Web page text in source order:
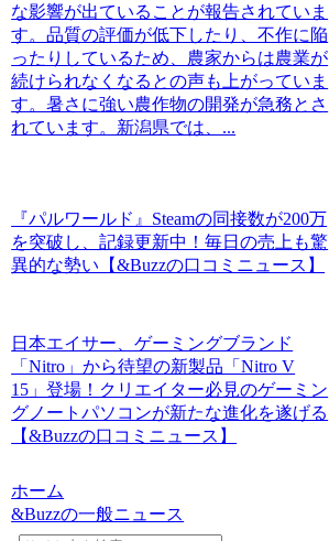
な影響が出ていることが報告されていま
す。品質の評価が低下したり、不作に陥
ったりしているため、農家からは農業が
続けられなくなるとの声も上がっていま
す。暑さに強い農作物の開発が急務とさ
れています。新潟県では、...
『パルワールド』Steamの同接数が200万
を突破し、記録更新中！毎日の売上も驚
異的な勢い【&Buzzの口コミニュース】
日本エイサー、ゲーミングブランド
「Nitro」から待望の新製品「Nitro V
15」登場！クリエイター必見のゲーミン
グノートパソコンが新たな進化を遂げる
【&Buzzの口コミニュース】
ホーム
&Buzzの一般ニュース